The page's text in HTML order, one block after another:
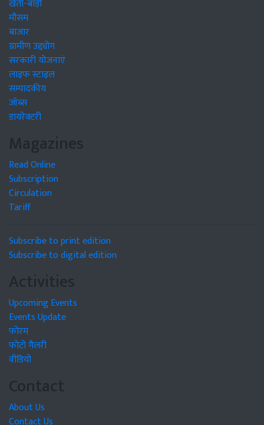
खेती-बाड़ी
मौसम
बाजार
ग्रामीण उद्द्योग
सरकारी योजनाएं
लाइफ स्टाइल
सम्पादकीय
जॉब्स
डायरेक्टरी
Magazines
Read Online
Subscription
Circulation
Tariff
Subscribe to print edition
Subscribe to digital edition
Activities
Upcoming Events
Events Update
फोरम
फोटो गैलरी
वीडियो
Contact
About Us
Contact Us